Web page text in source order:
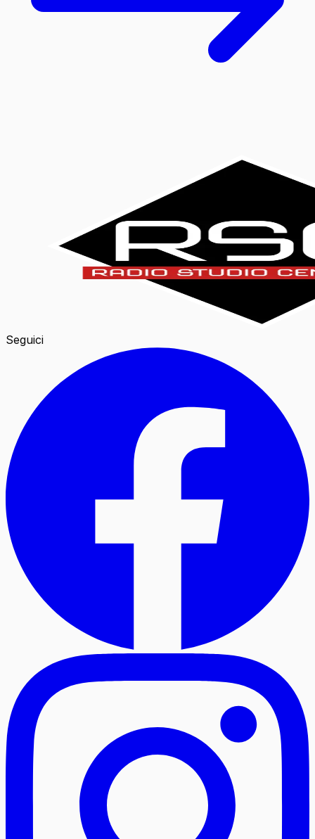
Seguici